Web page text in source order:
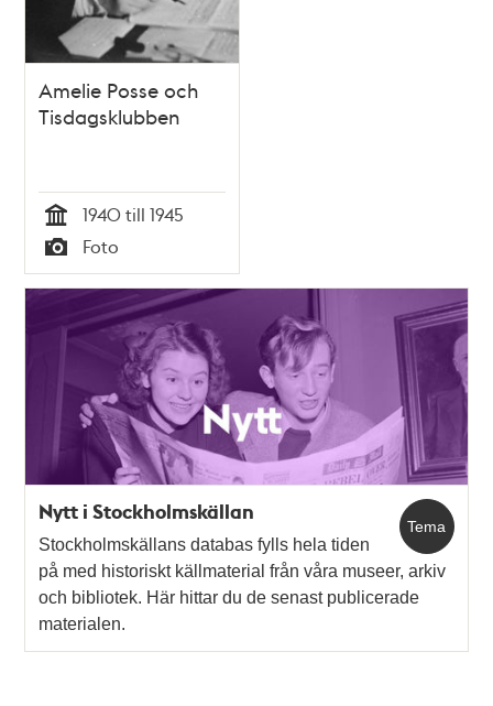
Amelie Posse och
Tisdagsklubben
Tid
1940 till 1945
Typ
Foto
Tema
Nytt i Stockholmskällan
Stockholmskällans databas fylls hela tiden
på med historiskt källmaterial från våra museer, arkiv
och bibliotek. Här hittar du de senast publicerade
materialen.